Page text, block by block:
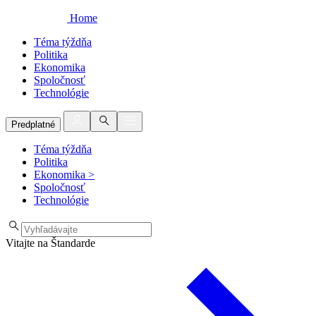
Home
Téma týždňa
Politika
Ekonomika
Spoločnosť
Technológie
Predplatné
Téma týždňa
Politika
Ekonomika >
Spoločnosť
Technológie
Vitajte na Štandarde